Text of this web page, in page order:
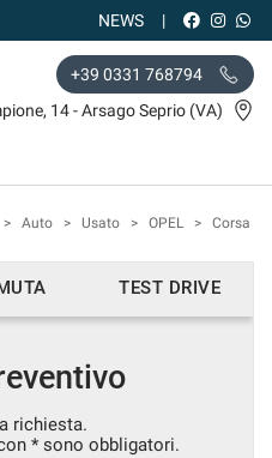
NEWS
+39 0331 768794
14 - Arsago Seprio (VA)
> Auto > Usato > OPEL > Corsa
TEST DRIVE
richiesta.
* sono obbligatori.